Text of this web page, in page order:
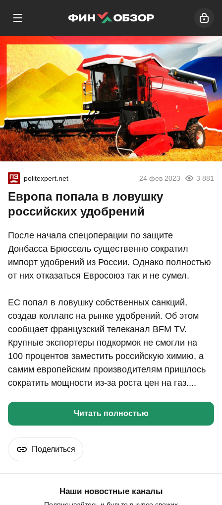
politexpert.net 24 фев 2023 3 881
Европа попала в ловушку
российских удобрений
После начала спецоперации по защите
Донбасса Брюссель существенно сократил
импорт удобрений из России. Однако полностью
от них отказаться Евросоюз так и не сумел.
ЕС попал в ловушку собственных санкций,
создав коллапс на рынке удобрений. Об этом
сообщает французский телеканал BFM TV.
Крупные экспортеры подкормок не смогли на
100 процентов заместить российскую химию, а
самим европейским производителям пришлось
сократить мощности из-за роста цен на газ....
Читать полностью
Поделиться
Наши новостные каналы